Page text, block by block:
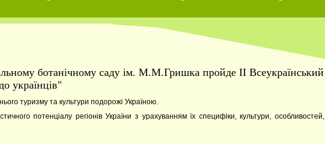
ботанічному саду ім. М.М.Гришка пройде ІІ Всеукраїнський
українців"
туризму та культури подорожі Україною.
потенціалу регіонів України з урахуванням їх специфіки, культури, особливостей,